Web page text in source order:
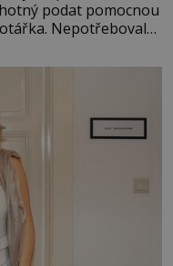
podat pomocnou
Nepotřebovala
po studiích jsem